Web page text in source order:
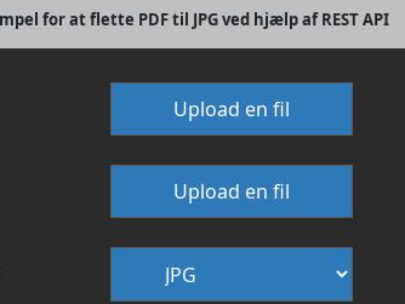
for at flette PDF til JPG ved hjælp af REST API
Upload en fil
Upload en fil